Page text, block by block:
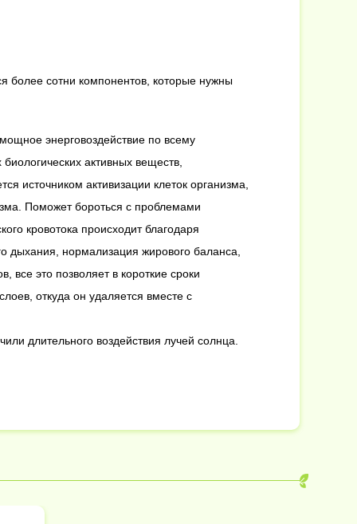
более сотни компонентов, которые нужны
энерговоздействие по всему
активных веществ,
источником активизации клеток организма,
Поможет бороться с проблемами
кровотока происходит благодаря
дыхания, нормализация жирового баланса,
это позволяет в короткие сроки
откуда он удаляется вместе с
длительного воздействия лучей солнца.